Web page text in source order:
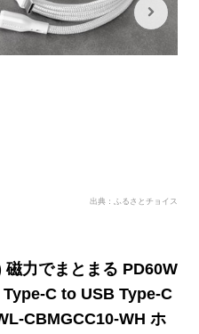
出典：ふるさとチョイス
力でまとまる PD60W
C to USB Type-C
CBMGCC10-WH ホ